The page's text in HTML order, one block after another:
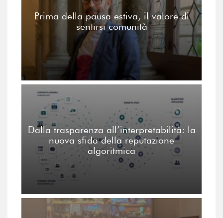
Prima della pausa estiva, il valore di
sentirsi comunità
Dalla trasparenza all’interpretabilità: la
nuova sfida della reputazione
algoritmica